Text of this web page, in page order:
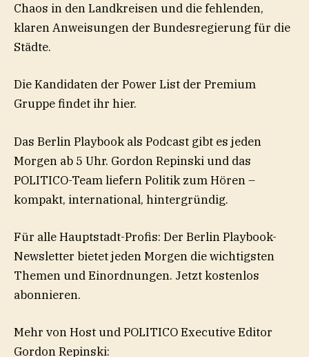
Chaos in den Landkreisen und die fehlenden,
klaren Anweisungen der Bundesregierung für die
Städte.
⁠Die Kandidaten der Power List der Premium
Gruppe findet ihr hier.⁠
Das Berlin Playbook als Podcast gibt es jeden
Morgen ab 5 Uhr. Gordon Repinski und das
POLITICO-Team liefern Politik zum Hören –
kompakt, international, hintergründig.
Für alle Hauptstadt-Profis: Der Berlin Playbook-
Newsletter bietet jeden Morgen die wichtigsten
Themen und Einordnungen. ⁠Jetzt kostenlos
abonnieren.⁠
Mehr von Host und POLITICO Executive Editor
Gordon Repinski: